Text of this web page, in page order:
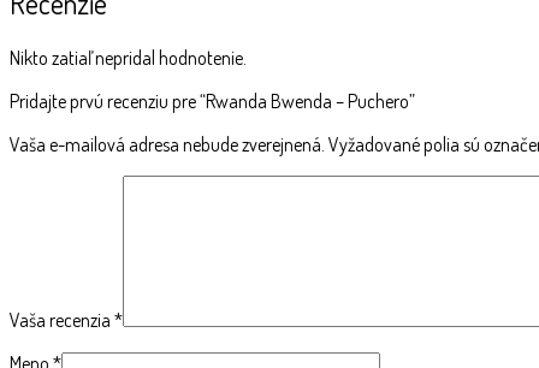
Nikto zatiaľ nepridal hodnotenie.
Pridajte prvú recenziu pre “Rwanda Bwenda – Puchero”
Vaša e-mailová adresa nebude zverejnená. Vyžadované polia sú
Vaša recenzia *